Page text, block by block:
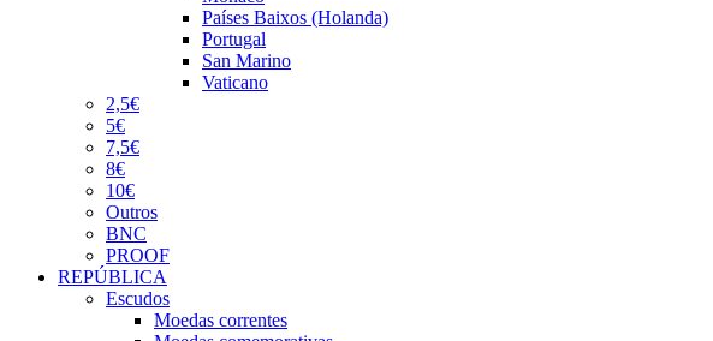
Países Baixos (Holanda)
Portugal
San Marino
Vaticano
2,5€
5€
7,5€
8€
10€
Outros
BNC
PROOF
REPÚBLICA
Escudos
Moedas correntes